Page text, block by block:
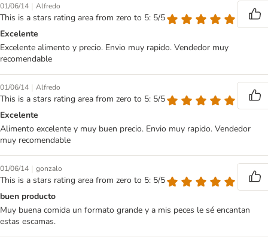
01/06/14 | Alfredo
This is a stars rating area from zero to 5: 5/5
Excelente
Excelente alimento y precio. Envio muy rapido. Vendedor muy
recomendable
01/06/14 | Alfredo
This is a stars rating area from zero to 5: 5/5
Excelente
Alimento excelente y muy buen precio. Envio muy rapido. Vendedor
muy recomendable
01/06/14 | gonzalo
This is a stars rating area from zero to 5: 5/5
buen producto
Muy buena comida un formato grande y a mis peces le sé encantan
estas escamas.